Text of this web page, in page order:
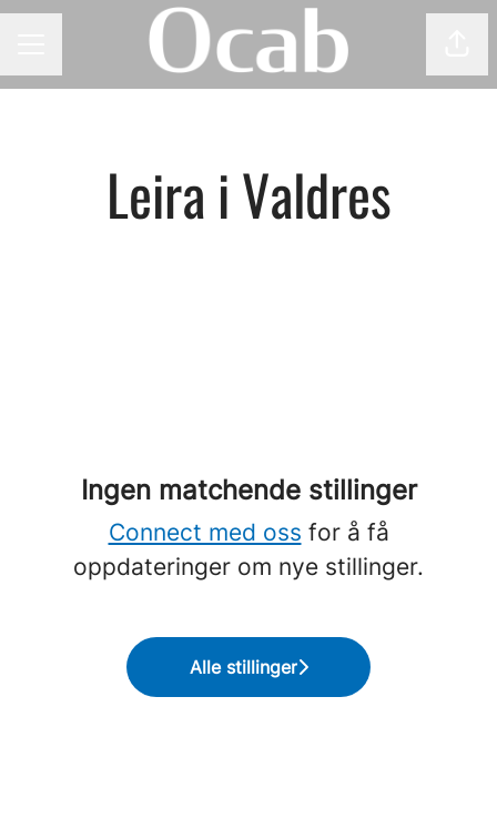
Leira i Valdres
Ingen matchende stillinger
Connect med oss for å få
oppdateringer om nye stillinger.
Alle stillinger